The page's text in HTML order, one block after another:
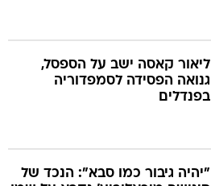
ליאור קאסה ישב על הספסל,
גנואה הפסידה לסמפדוריה
בפנדלים
"יהיה גיבור כמו סבא": הנכד של